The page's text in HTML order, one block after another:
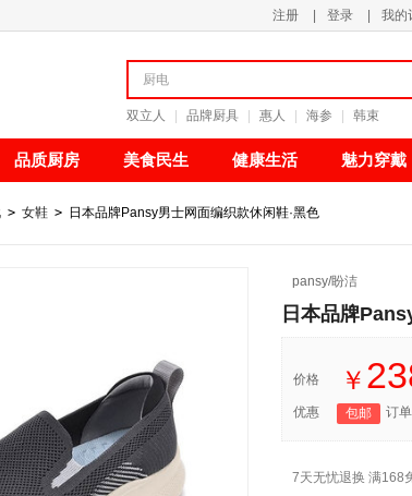
第一颗黄果柑的清新甘甜
程序“的声明
注册 登录 我的
双立人 品牌厨具 惠人 海参 韩束
品质厨房 美食民生 健康生活 魅力穿戴
> 女鞋 > 日本品牌Pansy男士网面编织款休闲鞋·黑色
pansy/盼洁
日本品牌
价格 ￥
优惠 包邮 订
7天无忧退换 满168